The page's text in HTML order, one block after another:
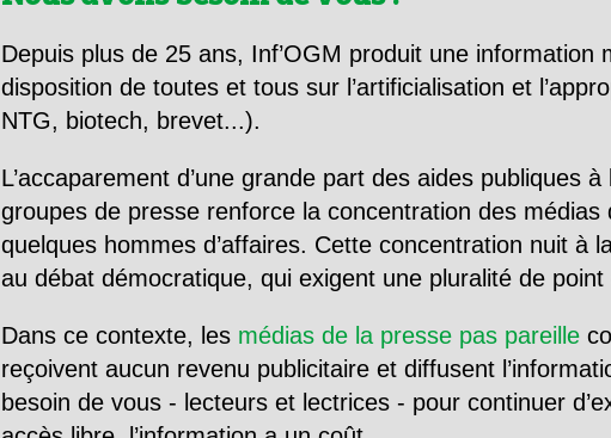
Depuis plus de 25 ans, Inf’OGM produit une information
disposition de toutes et tous sur l’artificialisation et
NTG, biotech, brevet...).
L’accaparement d’une grande part des aides publiques
groupes de presse renforce la concentration des médias
quelques hommes d’affaires. Cette concentration nuit à
au débat démocratique, qui exigent une pluralité de point
Dans ce contexte, les médias de la presse pas pareille
reçoivent aucun revenu publicitaire et diffusent
besoin de vous - lecteurs et lectrices - pour continuer